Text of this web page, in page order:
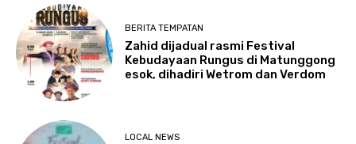
BERITA TEMPATAN
Zahid dijadual rasmi Festival
Kebudayaan Rungus di Matunggong
esok, dihadiri Wetrom dan Verdom
LOCAL NEWS